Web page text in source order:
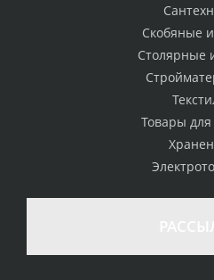
Скобяные
Столярные
Товары для